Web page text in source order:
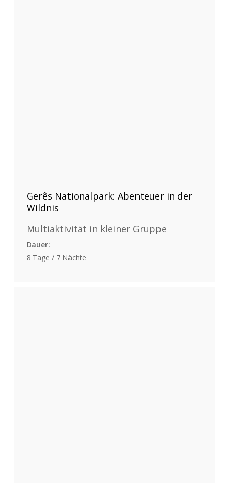
Gerês Nationalpark: Abenteuer in der
Wildnis
Multiaktivität in kleiner Gruppe
Dauer:
8 Tage / 7 Nächte